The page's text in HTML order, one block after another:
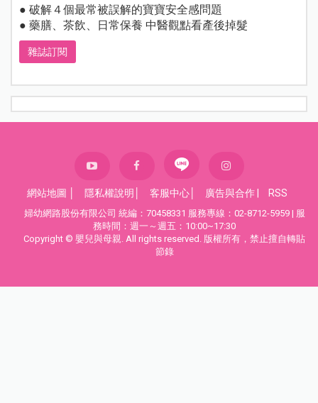
● 破解４個最常被誤解的寶寶安全感問題
● 藥膳、茶飲、日常保養 中醫觀點看產後掉髮
雜誌訂閱
網站地圖 隱私權說明 客服中心 廣告與合作| RSS
婦幼網路股份有限公司 統編：70458331 服務專線：02-8712-5959 | 服
務時間：週一～週五：10:00~17:30
Copyright © 嬰兒與母親. All rights reserved. 版權所有，禁止擅自轉貼
節錄